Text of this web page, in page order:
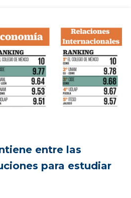
entre las
para estudiar